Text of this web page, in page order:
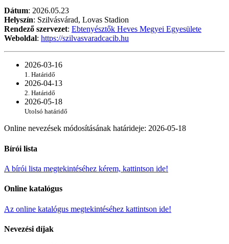
Dátum: 2026.05.23
Helyszín: Szilvásvárad, Lovas Stadion
Rendező szervezet: Ebtenyésztők Heves Megyei Egyesülete
Weboldal: https://szilvasvaradcacib.hu
2026-03-16
1. Határidő
2026-04-13
2. Határidő
2026-05-18
Utolsó határidő
Online nevezések módosításának határideje: 2026-05-18
Bírói lista
A bírói lista megtekintéséhez kérem, kattintson ide!
Online katalógus
Az online katalógus megtekintéséhez kattintson ide!
Nevezési díjak